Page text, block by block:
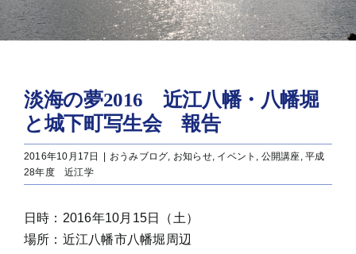
淡海の夢2016 近江八幡・八幡堀
と城下町写生会 報告
2016年10月17日 おうみブログ, お知らせ, イベント , 公開講座,平成
28年度 近江学
日時：2016年10月15日（土）
場所：近江八幡市八幡堀周辺